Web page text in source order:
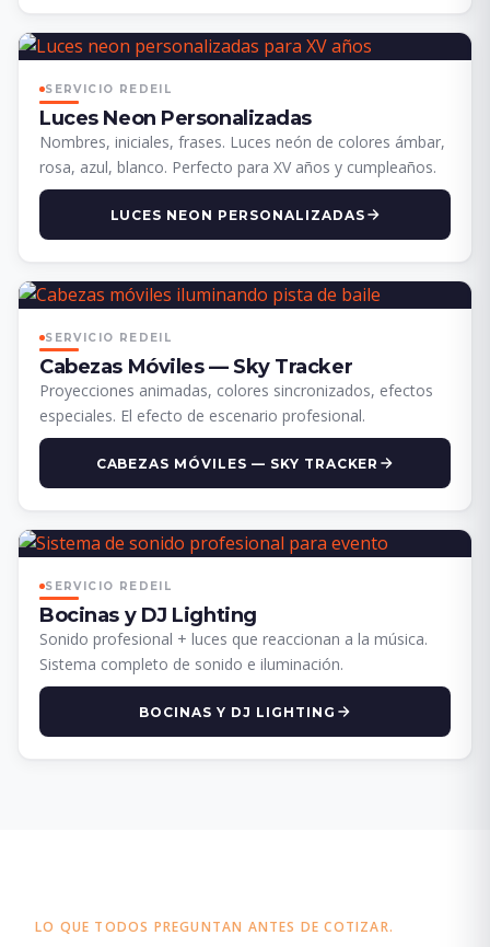
SERVICIO REDEIL
Luces Neon Personalizadas
Nombres, iniciales, frases. Luces neón de colores ámbar,
rosa, azul, blanco. Perfecto para XV años y cumpleaños.
LUCES NEON PERSONALIZADAS
SERVICIO REDEIL
Cabezas Móviles — Sky Tracker
Proyecciones animadas, colores sincronizados, efectos
especiales. El efecto de escenario profesional.
CABEZAS MÓVILES — SKY TRACKER
SERVICIO REDEIL
Bocinas y DJ Lighting
Sonido profesional + luces que reaccionan a la música.
Sistema completo de sonido e iluminación.
BOCINAS Y DJ LIGHTING
LO QUE TODOS PREGUNTAN ANTES DE COTIZAR.